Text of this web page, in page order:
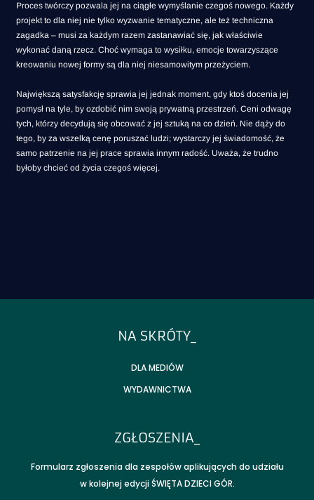
Proces twórczy pozwala jej na ciągłe wymyślanie czegoś nowego. Każdy
projekt to dla niej nie tylko wyzwanie tematyczne, ale też techniczna
zagadka – musi za każdym razem zastanawiać się, jak właściwie
wykonać daną rzecz. Choć wymaga to wysiłku, emocje towarzyszące
kreowaniu nowej formy są dla niej niesamowitym przeżyciem.
Największą satysfakcję sprawia jej jednak moment, gdy ktoś docenia jej
pomysł na tyle, by ozdobić nim swoją prywatną przestrzeń. Ceni odwagę
tych, którzy decydują się obcować z jej sztuką na co dzień. Nie dąży do
tego, by za wszelką cenę poruszać ludzi; wystarczy jej świadomość, że
samo patrzenie na jej prace sprawia innym radość. Uważa, że trudno
byłoby chcieć od życia czegoś więcej.
NA SKRÓTY_
DLA MEDIÓW
WYDAWNICTWA
ZGŁOSZENIA_
Formularz zgłoszenia dla zespołów aplikujących do udziału
w kolejnej edycji ŚWIĘTA DZIECI GÓR.